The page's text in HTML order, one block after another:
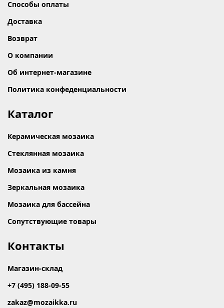
Способы оплаты
Доставка
Возврат
О компании
Об интернет-магазине
Политика конфеденциальности
Каталог
Керамическая мозаика
Стеклянная мозаика
Мозаика из камня
Зеркальная мозаика
Мозаика для бассейна
Сопутствующие товары
Контакты
Магазин-склад
+7 (495) 188-09-55
zakaz@mozaikka.ru